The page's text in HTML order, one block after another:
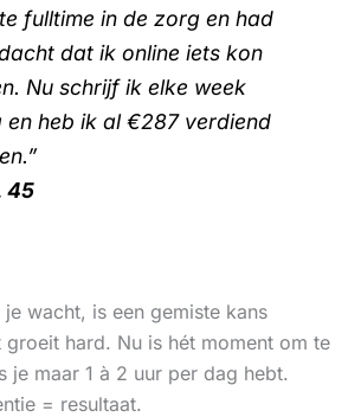
fulltime in de zorg en had
dat ik online iets kon
Nu schrijf ik elke week
en heb ik al €287 verdiend
45
wacht, is een gemiste kans
groeit hard. Nu is hét moment om te
je maar 1 à 2 uur per dag hebt.
= resultaat.